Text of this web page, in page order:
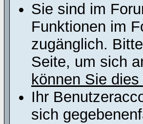
Sie sind im
Funktionen im
zugänglich.
Seite, um sich
können Sie
Ihr
sich